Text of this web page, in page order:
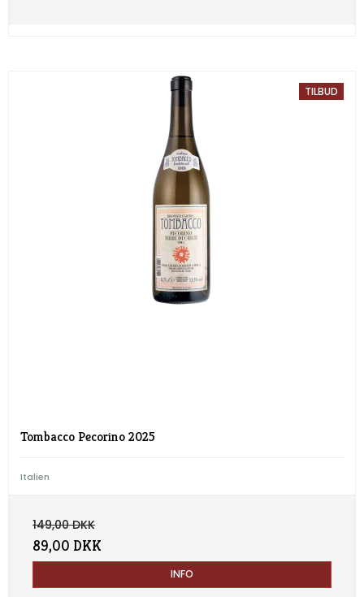
TILBUD
Tombacco Pecorino 2025
Italien
149,00 DKK
89,00 DKK
INFO